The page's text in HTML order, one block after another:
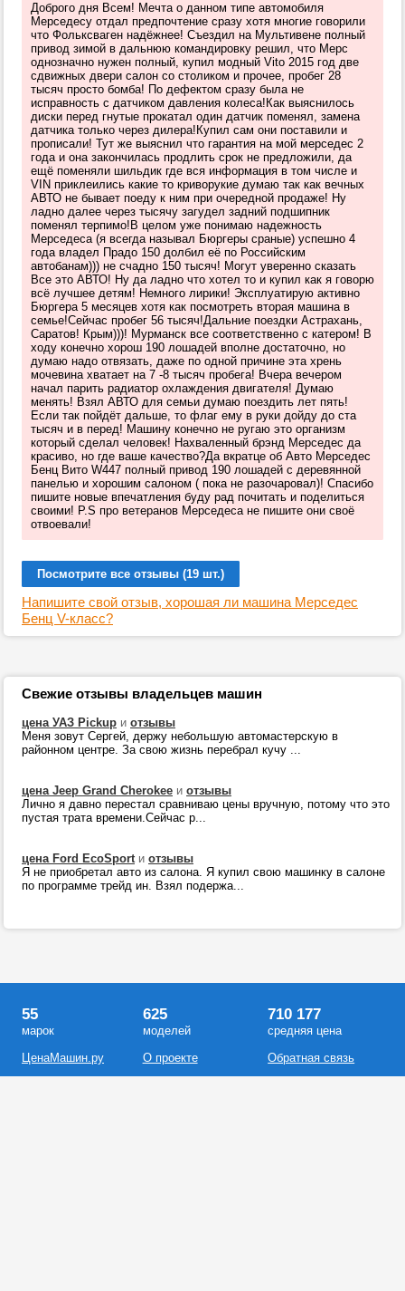
Доброго дня Всем! Мечта о данном типе автомобиля
Мерседесу отдал предпочтение сразу хотя многие говорили
что Фольксваген надёжнее! Съездил на Мультивене полный
привод зимой в дальнюю командировку решил, что Мерс
однозначно нужен полный, купил модный Vito 2015 год две
сдвижных двери салон со столиком и прочее, пробег 28
тысяч просто бомба! По дефектом сразу была не
исправность с датчиком давления колеса!Как выяснилось
диски перед гнутые прокатал один датчик поменял, замена
датчика только через дилера!Купил сам они поставили и
прописали! Тут же выяснил что гарантия на мой мерседес 2
года и она закончилась продлить срок не предложили, да
ещё поменяли шильдик где вся информация в том числе и
VIN приклеились какие то криворукие думаю так как вечных
АВТО не бывает поеду к ним при очередной продаже! Ну
ладно далее через тысячу загудел задний подшипник
поменял терпимо!В целом уже понимаю надежность
Мерседеса (я всегда называл Бюргеры сраные) успешно 4
года владел Прадо 150 долбил её по Российским
автобанам))) не счадно 150 тысяч! Могут уверенно сказать
Все это АВТО! Ну да ладно что хотел то и купил как я говорю
всё лучшее детям! Немного лирики! Эксплуатирую активно
Бюргера 5 месяцев хотя как посмотреть вторая машина в
семье!Сейчас пробег 56 тысяч!Дальние поездки Астрахань,
Саратов! Крым)))! Мурманск все соответственно с катером! В
ходу конечно хорош 190 лошадей вполне достаточно, но
думаю надо отвязать, даже по одной причине эта хрень
мочевина хватает на 7 -8 тысяч пробега! Вчера вечером
начал парить радиатор охлаждения двигателя! Думаю
менять! Взял АВТО для семьи думаю поездить лет пять!
Если так пойдёт дальше, то флаг ему в руки дойду до ста
тысяч и в перед! Машину конечно не ругаю это организм
который сделал человек! Нахваленный брэнд Мерседес да
красиво, но где ваше качество?Да вкратце об Авто Мерседес
Бенц Вито W447 полный привод 190 лошадей с деревянной
панелью и хорошим салоном ( пока не разочаровал)! Спасибо
пишите новые впечатления буду рад почитать и поделиться
своими! P.S про ветеранов Мерседеса не пишите они своё
отвоевали!
Посмотрите все отзывы (19 шт.)
Напишите свой отзыв, хорошая ли машина Мерседес
Бенц V-класс?
Свежие отзывы владельцев машин
цена УАЗ Pickup и отзывы
Меня зовут Сергей, держу небольшую автомастерскую в
районном центре. За свою жизнь перебрал кучу ...
цена Jeep Grand Cherokee и отзывы
Лично я давно перестал сравниваю цены вручную, потому что это
пустая трата времени.Сейчас р...
цена Ford EcoSportи отзывы
Я не приобретал авто из салона. Я купил свою машинку в салоне
по программе трейд ин. Взял подержа...
55
марок
ЦенаМашин.ру
625
моделей
О проекте
710 177
средняя цена
Обратная связь